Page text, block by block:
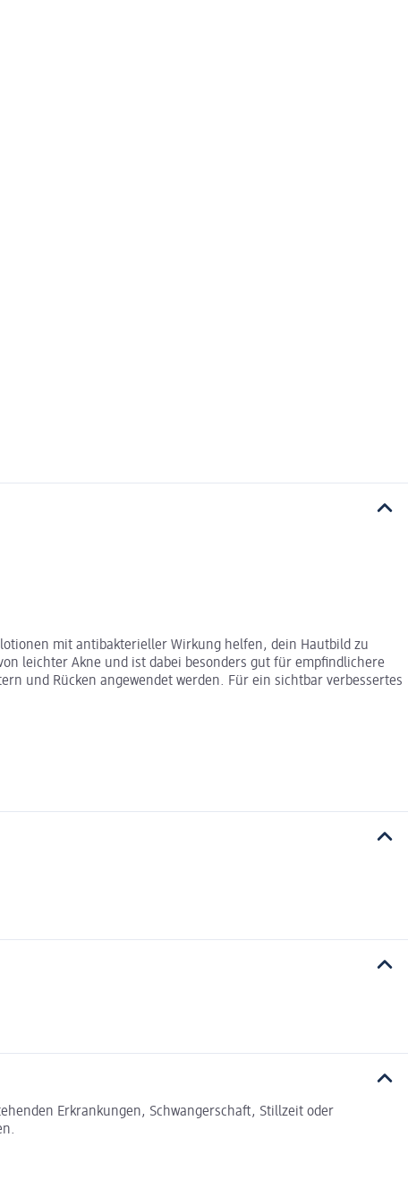
mit antibakterieller Wirkung helfen, dein Hautbild zu
leichter Akne und ist dabei besonders gut für empfindlichere
und Rücken angewendet werden. Für ein sichtbar verbessertes
Erkrankungen, Schwangerschaft, Stillzeit oder